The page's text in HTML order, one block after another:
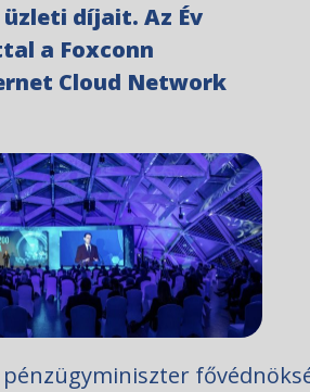
díjait. Az Év
a Foxconn
Cloud Network
pénzügyminiszter